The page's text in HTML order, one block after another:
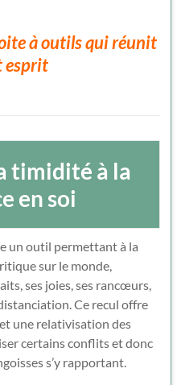
à outils qui réunit
esprit
timidité à la
en soi
un outil permettant à la
sur le monde,
ses joies, ses rancœurs,
Ce recul offre
une relativisation des
certains conflits et donc
s’y rapportant.